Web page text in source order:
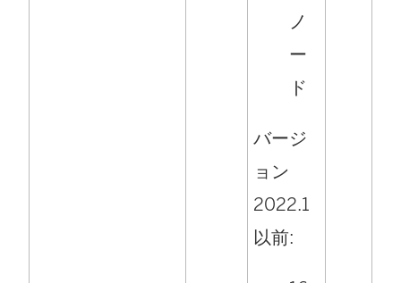
ノ
ー
ド
バージ
ョン
2022.1
以前: